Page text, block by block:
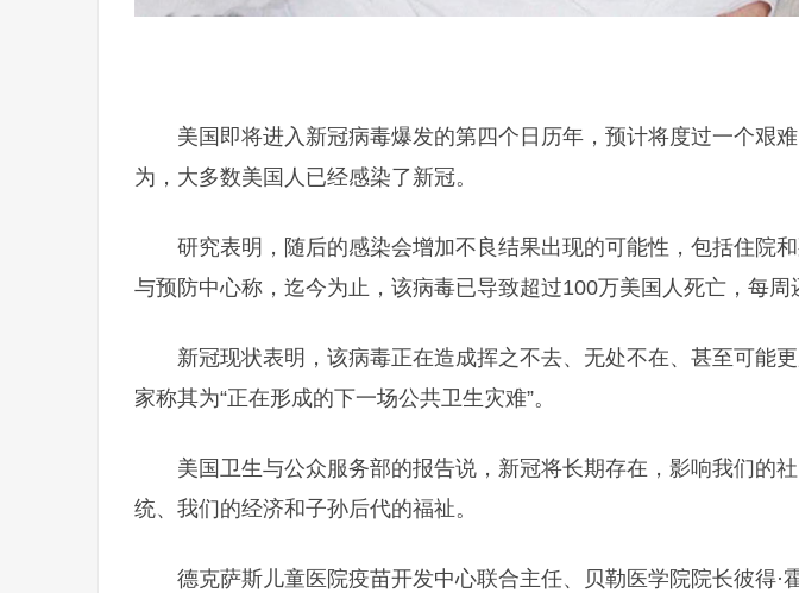
美国即将进入新冠病毒爆发的第四个日历年，预计将度过一个艰
为，大多数美国人已经感染了新冠。
研究表明，随后的感染会增加不良结果出现的可能性，包括住院
与预防中心称，迄今为止，该病毒已导致超过100万美国人死亡，每周
新冠现状表明，该病毒正在造成挥之不去、无处不在、甚至可能
家称其为“正在形成的下一场公共卫生灾难”。
美国卫生与公众服务部的报告说，新冠将长期存在，影响我们的
统、我们的经济和子孙后代的福祉。
德克萨斯儿童医院疫苗开发中心联合主任、贝勒医学院院长彼得·